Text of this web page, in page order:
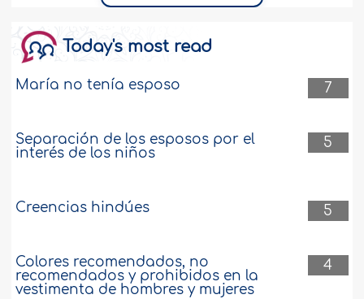
Today's most read
7
María no tenía esposo
5
Separación de los esposos por el
interés de los niños
5
Creencias hindúes
4
Colores recomendados, no
recomendados y prohibidos en la
vestimenta de hombres y mujeres